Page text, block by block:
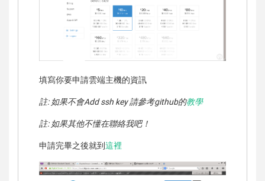
填寫你要申請雲端主機的資訊
註: 如果不會Add ssh key 請參考github的教學
註: 如果其他不懂在聯絡我吧！
申請完畢之後就到這裡